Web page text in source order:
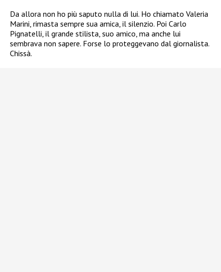
Da allora non ho più saputo nulla di lui. Ho chiamato Valeria
Marini, rimasta sempre sua amica, il silenzio. Poi Carlo
Pignatelli, il grande stilista, suo amico, ma anche lui
sembrava non sapere. Forse lo proteggevano dal giornalista.
Chissà.